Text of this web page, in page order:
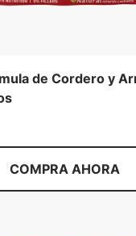
de Cordero y
COMPRA AHORA